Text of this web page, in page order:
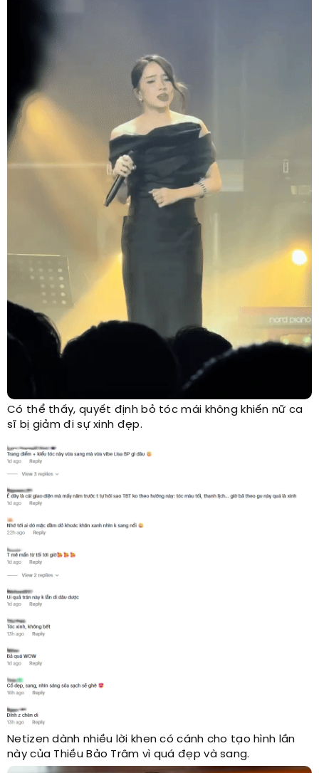
Có thể thấy, quyết định bỏ tóc mái không khiến nữ ca
sĩ bị giảm đi sự xinh đẹp.
Netizen dành nhiều lời khen có cánh cho tạo hình lần
này của Thiều Bảo Trâm vì quá đẹp và sang.